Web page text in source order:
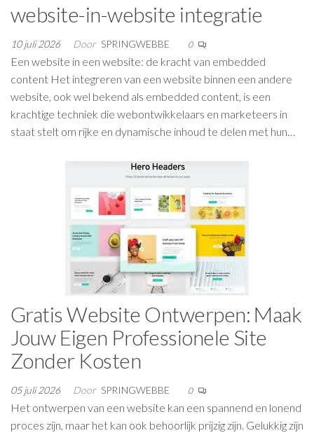
website-in-website integratie
10 juli 2026 Door SPRINGWEBBE 0
Een website in een website: de kracht van embedded
content Het integreren van een website binnen een andere
website, ook wel bekend als embedded content, is een
krachtige techniek die webontwikkelaars en marketeers in
staat stelt om rijke en dynamische inhoud te delen met hun…
Gratis Website Ontwerpen: Maak
Jouw Eigen Professionele Site
Zonder Kosten
05 juli 2026 Door SPRINGWEBBE 0
Het ontwerpen van een website kan een spannend en lonend
proces zijn, maar het kan ook behoorlijk prijzig zijn. Gelukkig zijn